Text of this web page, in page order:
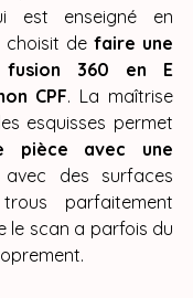
est enseigné en
choisit de faire une
360 en E
CPF. La maîtrise
esquisses permet
pièce avec une
avec des surfaces
parfaitement
le scan a parfois du